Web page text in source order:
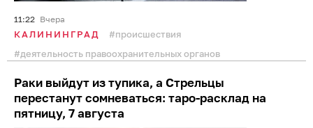
11:22 Вчера
КАЛИНИНГРАД
происшествия
деятельность правоохранительных органов
Раки выйдут из тупика, а Стрельцы
перестанут сомневаться: таро-расклад на
пятницу, 7 августа